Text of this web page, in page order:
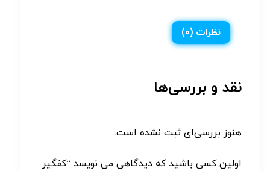
نظرات (0)
نقد و بررسی‌ها
هنوز بررسی‌ای ثبت نشده است.
اولین کسی باشید که دیدگاهی می نویسد “کفگیر